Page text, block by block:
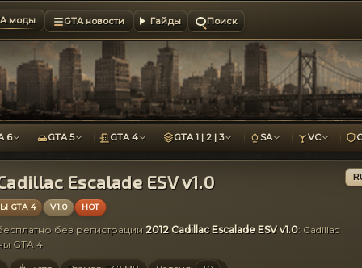
моды GTA новости Гайды Поиск
6 GTA 5 GTA 4 GTA 1 | 2 | 3 SA VC
Escalade ESV v1.0
GTA 4 V1.0 HOT
без регистрации 2012 Cadillac Escalade ESV v1.0: Cadillac
GTA 4